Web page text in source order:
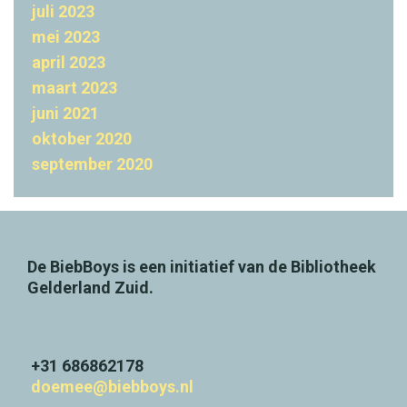
e
o
juli 2023
mei 2023
april 2023
maart 2023
juni 2021
oktober 2020
september 2020
De BiebBoys is een initiatief van de Bibliotheek
Gelderland Zuid.
+31 686862178
doemee@biebboys.nl